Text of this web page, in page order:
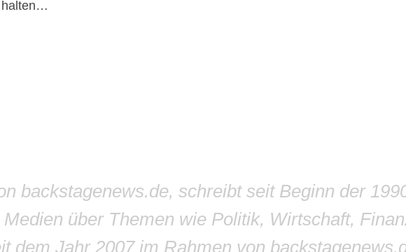
halten…
backstagenews.de, schreibt seit Beginn der
über Themen wie Politik, Wirtschaft,
dem Jahr 2007 im Rahmen von